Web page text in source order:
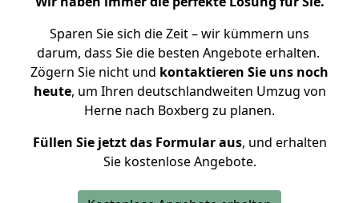
Sparen Sie sich die Zeit – wir kümmern uns
darum, dass Sie die besten Angebote erhalten.
Zögern Sie nicht und kontaktieren Sie uns noch
heute, um Ihren deutschlandweiten Umzug von
Herne nach Boxberg zu planen.
Füllen Sie jetzt das Formular aus, und erhalten
Sie kostenlose Angebote.